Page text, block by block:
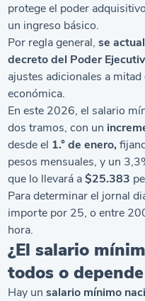
protege el poder
un ingreso básico.
Por regla general,se
decreto del Poder
ajustes adicionales a
económica.
En este 2026, el salario
dos tramos, con un
desde el 1.° de enero,
pesos mensuales, y un
que lo llevará a$25.383
Para determinar el jornal
importe por 25, o entre
hora.
¿El salario
todos o
Hay unsalario mínimo